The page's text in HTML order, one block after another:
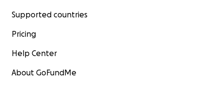
Supported countries
Pricing
Help Center
About GoFundMe